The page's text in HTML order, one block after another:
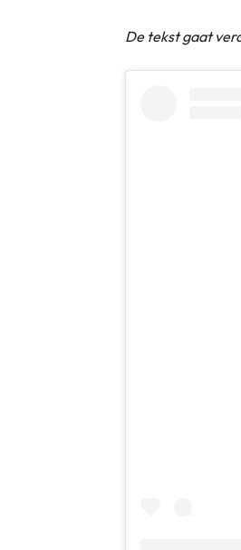
De tekst gaat